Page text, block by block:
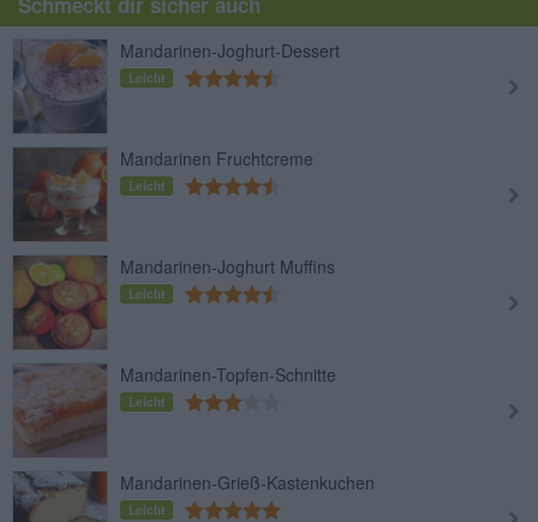
Mandarinen-Joghurt-Dessert
Leicht
Mandarinen Fruchtcreme
Leicht
Mandarinen-Joghurt Muffins
Leicht
Mandarinen-Topfen-Schnitte
Leicht
Mandarinen-Grieß-Kastenkuchen
Leicht